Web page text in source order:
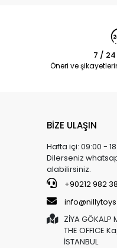
7 / 24
Öneri ve
BİZE ULAŞIN
Hafta içi: 09:00 -
Dilerseniz
alabilirsiniz.
+90212 982
ZİYA GÖKALP
THE OFFICE
İSTANBUL